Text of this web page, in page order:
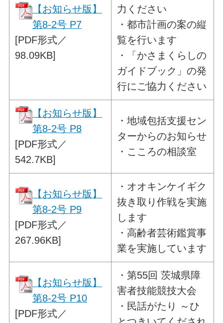
【お知らせ版】
第8-2号 P7
[PDF形式／
98.09KB]
力ください
・都市計画の案の縦
覧を行います
・「かさまくらしの
ガイドブック」の発
行にご協力ください
【お知らせ版】
第8-2号 P8
[PDF形式／
542.7KB]
・地域包括支援セン
ターからのお知らせ
・ こころの相談室
【お知らせ版】
第8-2号 P9
[PDF形式／
267.96KB]
・ オオキンケイギク
抜き取り作戦を実施
します
・高齢者芸術鑑賞事
業を実施しています
【お知らせ版】
第8-2号 P10
[PDF形式／
・第55回 茨城県障
害者技能競技大会
・民話がたり ～ひ